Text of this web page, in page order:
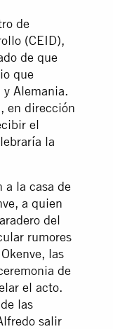
de
(CEID),
de que
que
y Alemania.
en dirección
el
la
a la casa de
a quien
del
rumores
las
de
el acto.
las
salir